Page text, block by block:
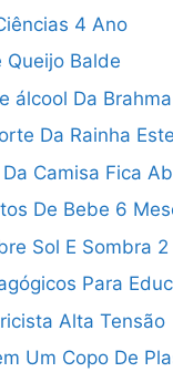
4 Ano
Queijo Balde
álcool Da Brahma
Da Rainha
Camisa Fica
De Bebe 6
Sol E Sombra
Para
Alta Tensão
Um Copo De